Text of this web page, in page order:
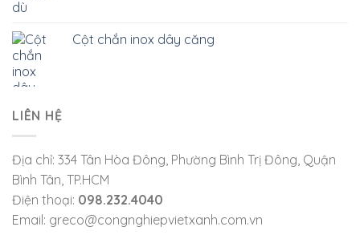
Cột chắn inox dây căng
LIÊN HỆ
Địa chỉ: 334 Tân Hòa Đông, Phường Bình Trị Đông, Quận
Bình Tân, TP.HCM
Điện thoại: 098.232.4040
Email: greco@congnghiepvietxanh.com.vn